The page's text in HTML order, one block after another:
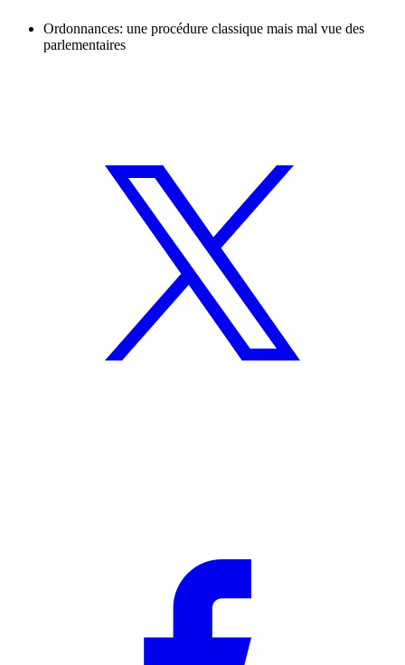
Ordonnances: une procédure classique mais mal vue des
parlementaires